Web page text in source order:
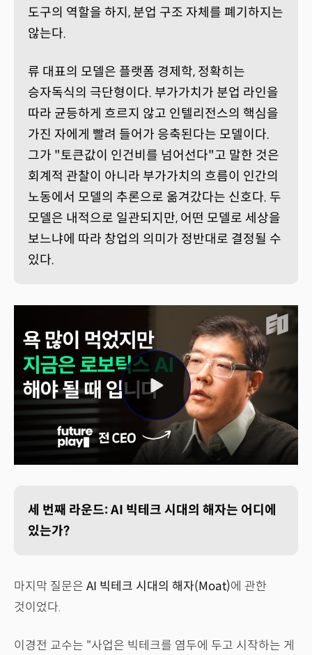
도구의 역할을 하지, 분업 구조 자체를 폐기하지는
않는다.
류 대표의 모델은 플랫폼 경제학, 정확히는
승자독식의 극단형이다. 부가가치가 분업 라인을
따라 균등하게 흐르지 않고 인텔리전스의 핵심을
가진 자에게 빨려 들어가 응축된다는 모델이다.
그가 "토큰값이 인건비를 넘어선다"고 말한 것은
회계적 관찰이 아니라 부가가치의 흐름이 인간의
노동에서 모델의 추론으로 옮겨갔다는 신호다. 두
모델은 내적으로 일관되지만, 어떤 모델로 세상을
보느냐에 따라 창업의 의미가 정반대로 결정될 수
있다.
세 번째 라운드: AI 빅테크 시대의 해자는 어디에
있는가?
마지막 질문은 AI 빅테크 시대의 해자(Moat)에 관한
것이었다.
이경전 교수는 "사업은 빅테크를 염두에 두고 시작하는 게